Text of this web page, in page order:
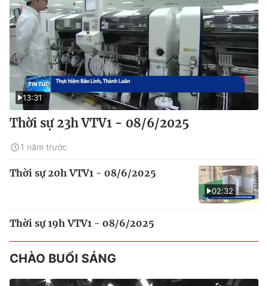
13:31
Thời sự 23h VTV1 - 08/6/2025
1 năm trước
02:32
Thời sự 20h VTV1 - 08/6/2025
Thời sự 19h VTV1 - 08/6/2025
CHÀO BUỔI SÁNG